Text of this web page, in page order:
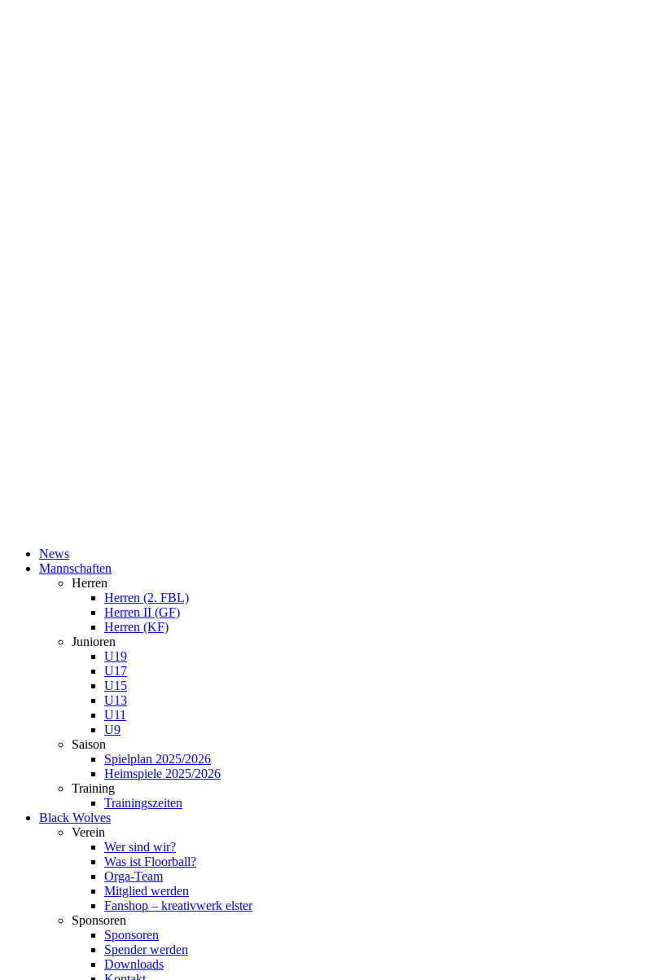
News
Mannschaften
Herren
Herren (2. FBL)
Herren II (GF)
Herren (KF)
Junioren
U19
U17
U15
U13
U11
U9
Saison
Spielplan 2025/2026
Heimspiele 2025/2026
Training
Trainingszeiten
Black Wolves
Verein
Wer sind wir?
Was ist Floorball?
Orga-Team
Mitglied werden
Fanshop – kreativwerk elster
Sponsoren
Sponsoren
Spender werden
Downloads